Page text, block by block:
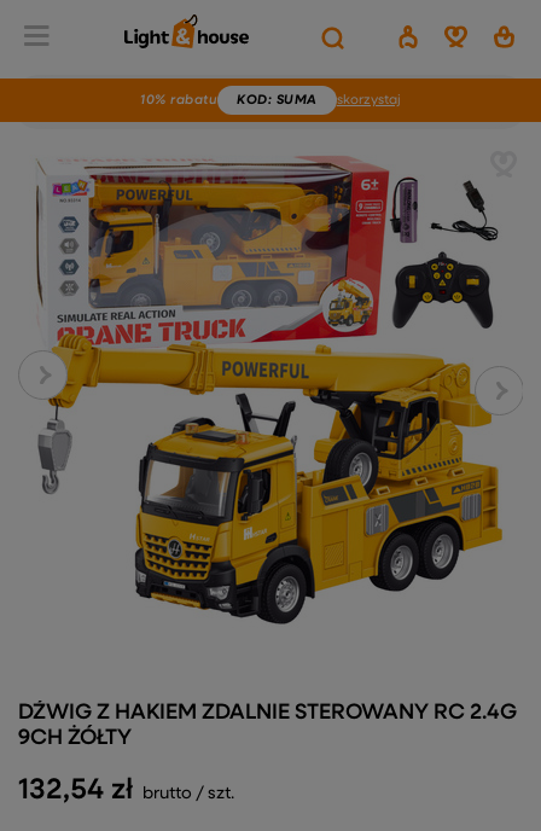
10% rabatu KOD: SUMA skorzystaj
132,54 zł brutto / szt.
DŹWIG Z HAKIEM ZDALNIE STEROWANY RC 2.4G
9CH ŻÓŁTY